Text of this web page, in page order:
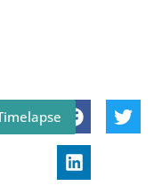
Share: